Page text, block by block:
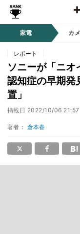
家電 カ
レポート
ソニーが「ニオ
認知症の早期発
置」
掲載日 2022/10/06 21:57
著者： 倉本春